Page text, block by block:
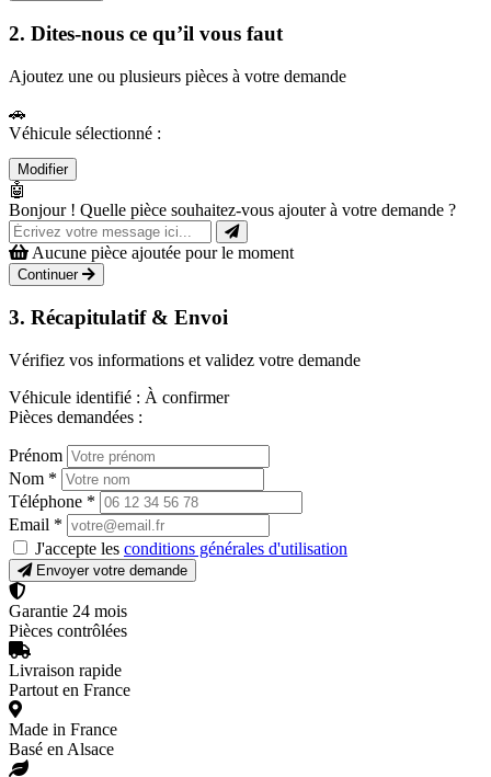
2. Dites-nous ce qu’il vous faut
Ajoutez une ou plusieurs pièces à votre demande
🚗
Véhicule sélectionné :
Modifier
🤖
Bonjour ! Quelle pièce souhaitez-vous ajouter à votre demande ?
Aucune pièce ajoutée pour le moment
Continuer
3. Récapitulatif & Envoi
Vérifiez vos informations et validez votre demande
Véhicule identifié : À confirmer
Pièces demandées :
Prénom
Nom *
Téléphone *
Email *
J'accepte les conditions générales d'utilisation
Envoyer votre demande
Garantie 24 mois
Pièces contrôlées
Livraison rapide
Partout en France
Made in France
Basé en Alsace